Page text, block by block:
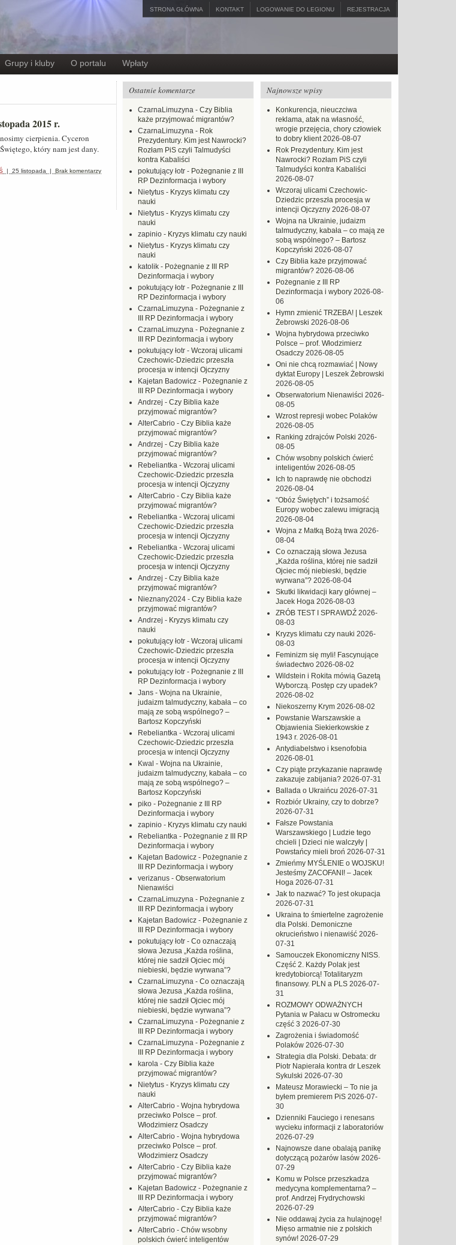
STRONA GŁÓWNA KONTAKT LOGOWANIE DO LEGIONU REJESTRACJA
Grupy i kluby O portalu Wpłaty
2015 r.
cierpienia. Cyceron
który nam jest dany.
| 25 listopada | Brak komentarzy
Najnowsze wpisy
Konkurencja, nieuczciwa
reklama, atak na własność,
wrogie przejęcia, chory człowiek
to dobry klient 2026-08-07
Rok Prezydentury. Kim jest
Nawrocki? Rozłam PiS czyli
Talmudyści kontra Kabaliści
2026-08-07
Wczoraj ulicami Czechowic-
Dziedzic przeszła procesja w
intencji Ojczyzny 2026-08-07
Wojna na Ukrainie, judaizm
talmudyczny, kabała – co mają ze
sobą wspólnego? – Bartosz
Kopczyński 2026-08-07
Czy Biblia każe przyjmować
migrantów? 2026-08-06
Pożegnanie z III RP
Dezinformacja i wybory 2026-08-
06
Hymn zmienić TRZEBA! | Leszek
Żebrowski 2026-08-06
Wojna hybrydowa przeciwko
Polsce – prof. Włodzimierz
Osadczy 2026-08-05
Oni nie chcą rozmawiać | Nowy
dyktat Europy | Leszek Żebrowski
2026-08-05
Obserwatorium Nienawiści 2026-
08-05
Wzrost represji wobec Polaków
2026-08-05
Ranking zdrajców Polski 2026-
08-05
Chów wsobny polskich ćwierć
inteligentów 2026-08-05
Ich to naprawdę nie obchodzi
2026-08-04
“Obóz Świętych” i tożsamość
Europy wobec zalewu imigracją
2026-08-04
Wojna z Matką Bożą trwa 2026-
08-04
Co oznaczają słowa Jezusa
„Każda roślina, której nie sadził
Ojciec mój niebieski, będzie
wyrwana”? 2026-08-04
Skutki likwidacji kary głównej –
Jacek Hoga 2026-08-03
ZRÓB TEST I SPRAWDŹ 2026-
08-03
Kryzys klimatu czy nauki 2026-
08-03
Feminizm się myli! Fascynujące
świadectwo 2026-08-02
Wildstein i Rokita mówią Gazetą
Wyborczą. Postęp czy upadek?
2026-08-02
Niekoszerny Krym 2026-08-02
Powstanie Warszawskie a
Objawienia Siekierkowskie z
1943 r. 2026-08-01
Antydiabelstwo i ksenofobia
2026-08-01
Czy piąte przykazanie naprawdę
zakazuje zabijania? 2026-07-31
Ballada o Ukraińcu 2026-07-31
Rozbiór Ukrainy, czy to dobrze?
2026-07-31
Fałsze Powstania
Warszawskiego | Ludzie tego
chcieli | Dzieci nie walczyły |
Powstańcy mieli broń 2026-07-31
Zmieńmy MYŚLENIE o WOJSKU!
Jesteśmy ZACOFANI! – Jacek
Hoga 2026-07-31
Jak to nazwać? To jest okupacja
2026-07-31
Ukraina to śmiertelne zagrożenie
dla Polski. Demoniczne
okrucieństwo i nienawiść 2026-
07-31
Samouczek Ekonomiczny NISS.
Część 2. Każdy Polak jest
kredytobiorcą! Totalitaryzm
finansowy. PLN a PLS 2026-07-
31
ROZMOWY ODWAŻNYCH
Pytania w Pałacu w Ostromecku
część 3 2026-07-30
Zagrożenia i świadomość
Polaków 2026-07-30
Strategia dla Polski. Debata: dr
Piotr Napierała kontra dr Leszek
Sykulski 2026-07-30
Mateusz Morawiecki – To nie ja
byłem premierem PiS 2026-07-
30
Dzienniki Fauciego i renesans
wycieku informacji z laboratoriów
2026-07-29
Najnowsze dane obalają panikę
dotyczącą pożarów lasów 2026-
07-29
Komu w Polsce przeszkadza
medycyna komplementarna? –
prof. Andrzej Frydrychowski
2026-07-29
Nie oddawaj życia za hulajnogę!
Mięso armatnie nie z polskich
synów! 2026-07-29
Ostatnie komentarze
CzarnaLimuzyna - Czy Biblia
każe przyjmować migrantów?
CzarnaLimuzyna - Rok
Prezydentury. Kim jest Nawrocki?
Rozłam PiS czyli Talmudyści
kontra Kabaliści
pokutujący łotr - Pożegnanie z III
RP Dezinformacja i wybory
Nietytus - Kryzys klimatu czy
nauki
Nietytus - Kryzys klimatu czy
nauki
zapinio - Kryzys klimatu czy nauki
Nietytus - Kryzys klimatu czy
nauki
katolik - Pożegnanie z III RP
Dezinformacja i wybory
pokutujący łotr - Pożegnanie z III
RP Dezinformacja i wybory
CzarnaLimuzyna - Pożegnanie z
III RP Dezinformacja i wybory
CzarnaLimuzyna - Pożegnanie z
III RP Dezinformacja i wybory
pokutujący łotr - Wczoraj ulicami
Czechowic-Dziedzic przeszła
procesja w intencji Ojczyzny
Kajetan Badowicz - Pożegnanie z
III RP Dezinformacja i wybory
Andrzej - Czy Biblia każe
przyjmować migrantów?
AlterCabrio - Czy Biblia każe
przyjmować migrantów?
Andrzej - Czy Biblia każe
przyjmować migrantów?
Rebeliantka - Wczoraj ulicami
Czechowic-Dziedzic przeszła
procesja w intencji Ojczyzny
AlterCabrio - Czy Biblia każe
przyjmować migrantów?
Rebeliantka - Wczoraj ulicami
Czechowic-Dziedzic przeszła
procesja w intencji Ojczyzny
Rebeliantka - Wczoraj ulicami
Czechowic-Dziedzic przeszła
procesja w intencji Ojczyzny
Andrzej - Czy Biblia każe
przyjmować migrantów?
Nieznany2024 - Czy Biblia każe
przyjmować migrantów?
Andrzej - Kryzys klimatu czy
nauki
pokutujący łotr - Wczoraj ulicami
Czechowic-Dziedzic przeszła
procesja w intencji Ojczyzny
pokutujący łotr - Pożegnanie z III
RP Dezinformacja i wybory
Jans - Wojna na Ukrainie,
judaizm talmudyczny, kabała – co
mają ze sobą wspólnego? –
Bartosz Kopczyński
Rebeliantka - Wczoraj ulicami
Czechowic-Dziedzic przeszła
procesja w intencji Ojczyzny
Kwal - Wojna na Ukrainie,
judaizm talmudyczny, kabała – co
mają ze sobą wspólnego? –
Bartosz Kopczyński
piko - Pożegnanie z III RP
Dezinformacja i wybory
zapinio - Kryzys klimatu czy nauki
Rebeliantka - Pożegnanie z III RP
Dezinformacja i wybory
Kajetan Badowicz - Pożegnanie z
III RP Dezinformacja i wybory
verizanus - Obserwatorium
Nienawiści
CzarnaLimuzyna - Pożegnanie z
III RP Dezinformacja i wybory
Kajetan Badowicz - Pożegnanie z
III RP Dezinformacja i wybory
pokutujący łotr - Co oznaczają
słowa Jezusa „Każda roślina,
której nie sadził Ojciec mój
niebieski, będzie wyrwana”?
CzarnaLimuzyna - Co oznaczają
słowa Jezusa „Każda roślina,
której nie sadził Ojciec mój
niebieski, będzie wyrwana”?
CzarnaLimuzyna - Pożegnanie z
III RP Dezinformacja i wybory
CzarnaLimuzyna - Pożegnanie z
III RP Dezinformacja i wybory
karola - Czy Biblia każe
przyjmować migrantów?
Nietytus - Kryzys klimatu czy
nauki
AlterCabrio - Wojna hybrydowa
przeciwko Polsce – prof.
Włodzimierz Osadczy
AlterCabrio - Wojna hybrydowa
przeciwko Polsce – prof.
Włodzimierz Osadczy
AlterCabrio - Czy Biblia każe
przyjmować migrantów?
Kajetan Badowicz - Pożegnanie z
III RP Dezinformacja i wybory
AlterCabrio - Czy Biblia każe
przyjmować migrantów?
AlterCabrio - Chów wsobny
polskich ćwierć inteligentów